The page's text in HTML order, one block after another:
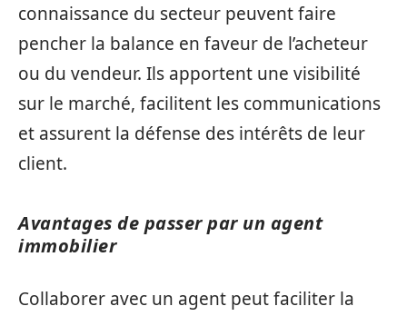
connaissance du secteur peuvent faire
pencher la balance en faveur de l’acheteur
ou du vendeur. Ils apportent une visibilité
sur le marché, facilitent les communications
et assurent la défense des intérêts de leur
client.
Avantages de passer par un agent
immobilier
Collaborer avec un agent peut faciliter la